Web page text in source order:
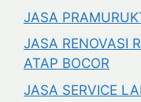
JASA
JASA RENOVASI
ATAP BOCOR
JASA SERVICE